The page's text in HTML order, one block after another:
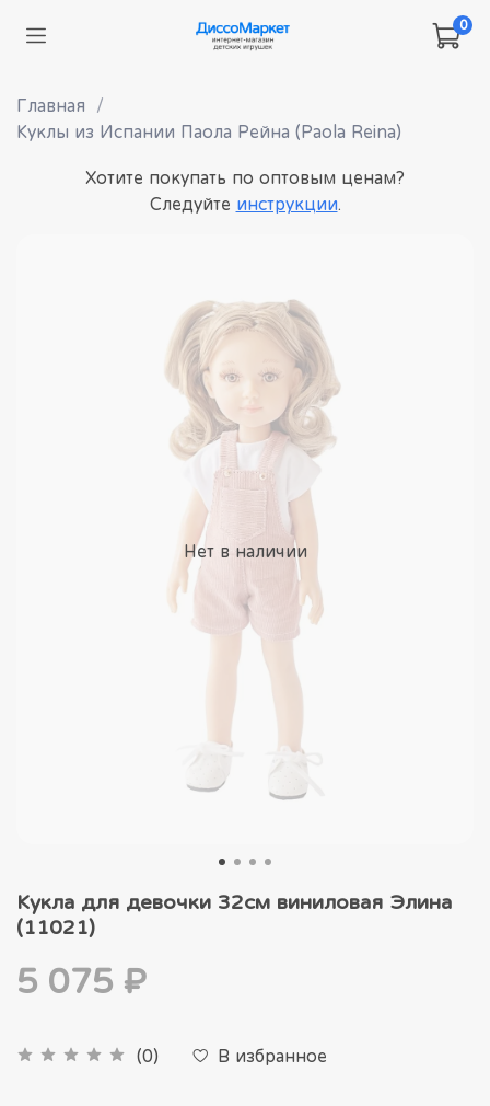
0
Главная
Куклы из Испании Паола Рейна (Paola Reina)
Хотите покупать по оптовым ценам?
Следуйте инструкции.
Нет в наличии
Кукла для девочки 32см виниловая Элина
(11021)
(0) В избранное
5 075 ₽